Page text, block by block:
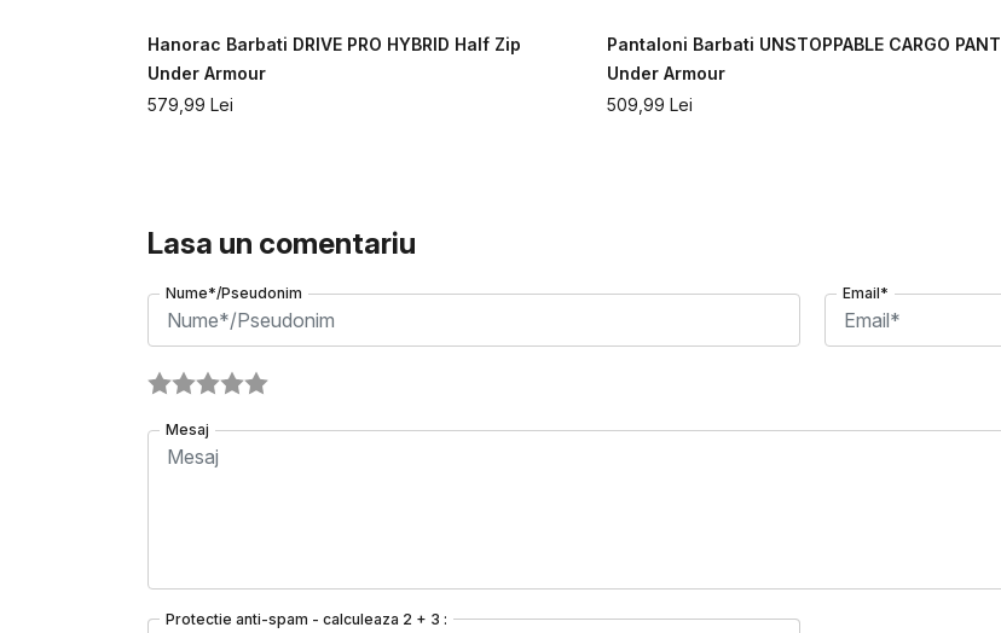
Hanorac Barbati DRIVE PRO HYBRID Half Zip
Under Armour
579,99 Lei
Pantaloni Barbati UNSTOPPABLE CARGO PANT
Under Armour
509,99 Lei
Lasa un comentariu
Nume*/Pseudonim Email*
Mesaj
Protectie anti-spam - calculeaza 2 + 3 :